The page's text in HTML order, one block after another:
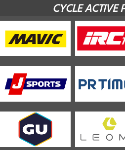
CYCLE ACTIVE